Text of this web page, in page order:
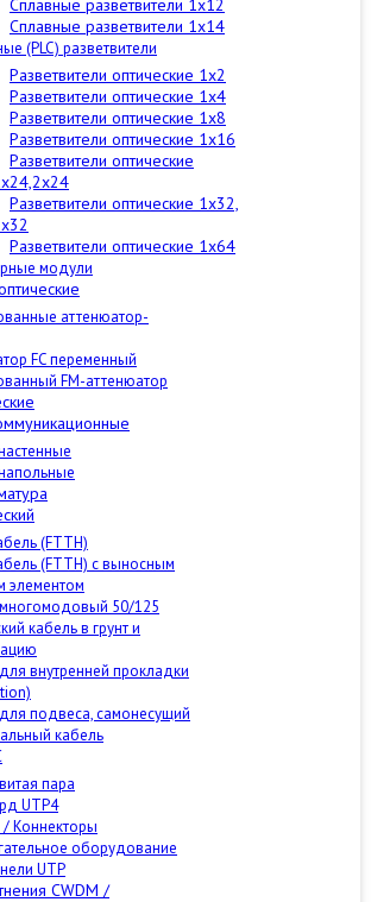
Сплавные разветвители 1x12
Сплавные разветвители 1x14
(PLC) разветвители
Разветвители оптические 1x2
Разветвители оптические 1x4
Разветвители оптические 1x8
Разветвители оптические 1x16
Разветвители оптические
Разветвители оптические 1x32,
Разветвители оптические 1x64
модули
аттенюатор-
FC переменный
FM-аттенюатор
(FTTH)
(FTTH) с выносным
элементом
50/125
кабель в грунт и
внутренней прокладки
подвеса, самонесущий
кабель
пара
UTP4
Коннекторы
оборудование
UTP
CWDM /